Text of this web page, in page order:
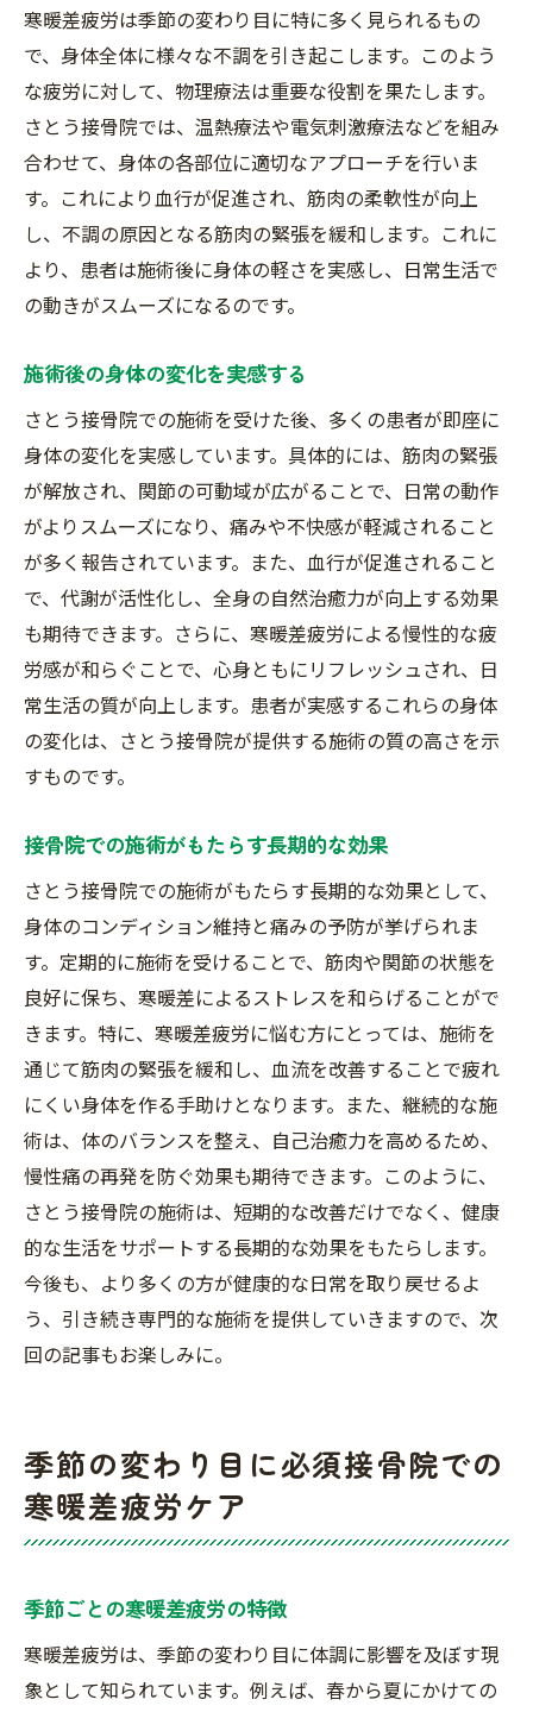
寒暖差疲労は季節の変わり目に特に多く見られるもの
で、身体全体に様々な不調を引き起こします。このよう
な疲労に対して、物理療法は重要な役割を果たします。
さとう接骨院では、温熱療法や電気刺激療法などを組み
合わせて、身体の各部位に適切なアプローチを行いま
す。これにより血行が促進され、筋肉の柔軟性が向上
し、不調の原因となる筋肉の緊張を緩和します。これに
より、患者は施術後に身体の軽さを実感し、日常生活で
の動きがスムーズになるのです。
施術後の身体の変化を実感する
さとう接骨院での施術を受けた後、多くの患者が即座に
身体の変化を実感しています。具体的には、筋肉の緊張
が解放され、関節の可動域が広がることで、日常の動作
がよりスムーズになり、痛みや不快感が軽減されること
が多く報告されています。また、血行が促進されること
で、代謝が活性化し、全身の自然治癒力が向上する効果
も期待できます。さらに、寒暖差疲労による慢性的な疲
労感が和らぐことで、心身ともにリフレッシュされ、日
常生活の質が向上します。患者が実感するこれらの身体
の変化は、さとう接骨院が提供する施術の質の高さを示
すものです。
接骨院での施術がもたらす長期的な効果
さとう接骨院での施術がもたらす長期的な効果として、
身体のコンディション維持と痛みの予防が挙げられま
す。定期的に施術を受けることで、筋肉や関節の状態を
良好に保ち、寒暖差によるストレスを和らげることがで
きます。特に、寒暖差疲労に悩む方にとっては、施術を
通じて筋肉の緊張を緩和し、血流を改善することで疲れ
にくい身体を作る手助けとなります。また、継続的な施
術は、体のバランスを整え、自己治癒力を高めるため、
慢性痛の再発を防ぐ効果も期待できます。このように、
さとう接骨院の施術は、短期的な改善だけでなく、健康
的な生活をサポートする長期的な効果をもたらします。
今後も、より多くの方が健康的な日常を取り戻せるよ
う、引き続き専門的な施術を提供していきますので、次
回の記事もお楽しみに。
季節の変わり目に必須接骨院での
寒暖差疲労ケア
季節ごとの寒暖差疲労の特徴
寒暖差疲労は、季節の変わり目に体調に影響を及ぼす現
象として知られています。例えば、春から夏にかけての